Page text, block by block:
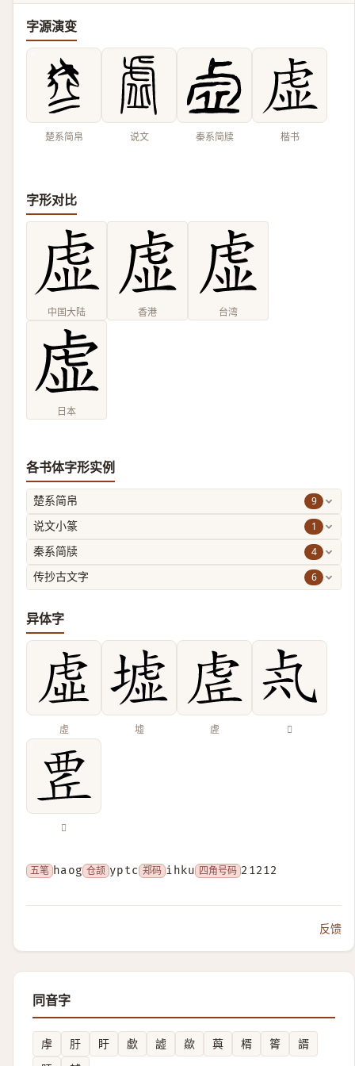
字源演变
楚系简帛 说文 秦系简牍 楷书
字形对比
中国大陆 香港 台湾
日本
各书体字形实例
楚系简帛 9
说文小篆 1
秦系简牍 4
传抄古文字 6
异体字
虛 墟 虗 𠧝
𧟬
五笔 haog 仓颉 yptc 郑码 ihku 四角号码 21212
反馈
同音字
䖉 䏏 盱 歔 譃 歘 藇 楈 䈝
諝